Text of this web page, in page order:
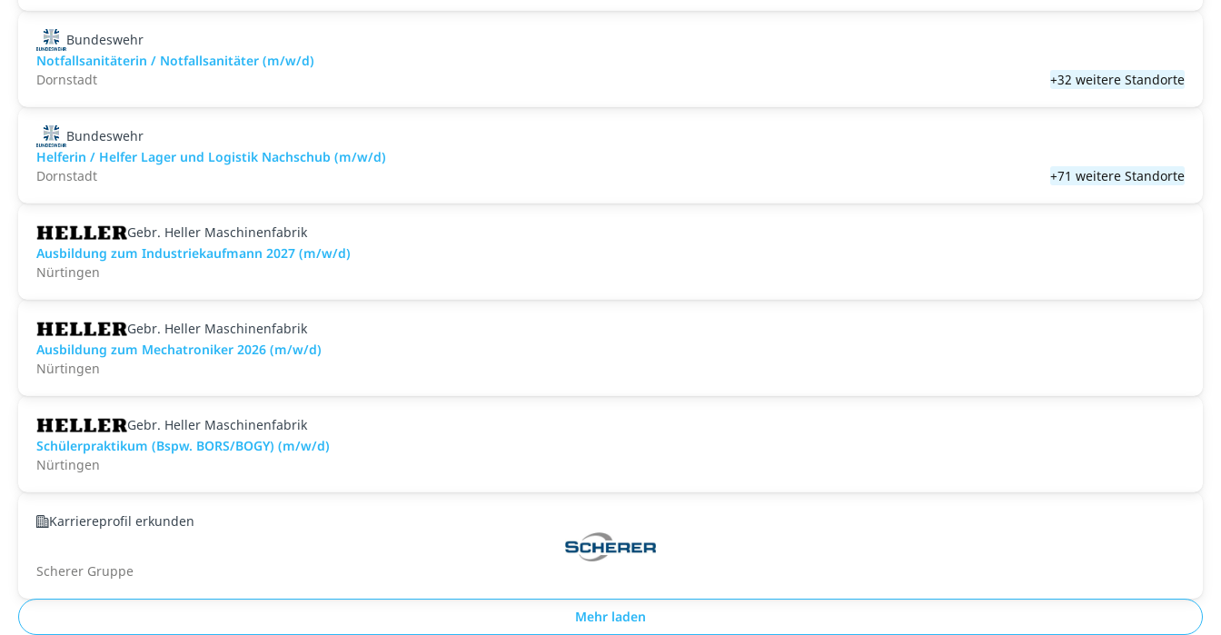
Bundeswehr
Notfallsanitäterin / Notfallsanitäter (m/w/d)
Dornstadt
+32 weitere Standorte
Bundeswehr
Helferin / Helfer Lager und Logistik Nachschub (m/w/d)
Dornstadt
+71 weitere Standorte
Gebr. Heller Maschinenfabrik
Ausbildung zum Industriekaufmann 2027 (m/w/d)
Nürtingen
Gebr. Heller Maschinenfabrik
Ausbildung zum Mechatroniker 2026 (m/w/d)
Nürtingen
Gebr. Heller Maschinenfabrik
Schülerpraktikum (Bspw. BORS/BOGY) (m/w/d)
Nürtingen
Karriereprofil erkunden
Scherer Gruppe
Mehr laden